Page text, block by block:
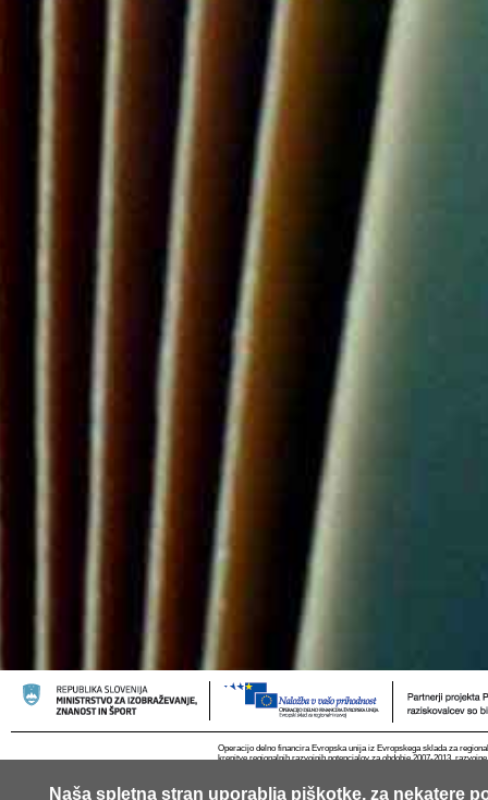
Naša spletna stran uporablja piškotke, za nekatere
Operacijo delno financira Evropska unija iz Evropskega sklada za
krepitve regionalnih razvojnih potencialov za obdobje 2007-2013,